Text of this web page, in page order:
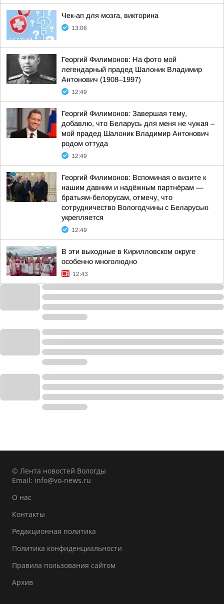
Чек-ап для мозга, викторина
13:06
Георгий Филимонов: На фото мой
легендарный прадед Шалоник Владимир
Антонович (1908–1997)
12:49
Георгий Филимонов: Завершая тему,
добавлю, что Беларусь для меня не чужая –
мой прадед Шалоник Владимир Антонович
родом оттуда
12:49
Георгий Филимонов: Вспоминая о визите к
нашим давним и надёжным партнёрам —
братьям-белорусам, отмечу, что
сотрудничество Вологодчины с Беларусью
укрепляется
12:49
В эти выходные в Кирилловском округе
особенно многолюдно
12:43
© Лента новостей Вологды
Email: info@vo-news.ru
О нас
Контакты
Редакционная политика
Политика конфиденциальности
Правила пользования сайтом
Архив